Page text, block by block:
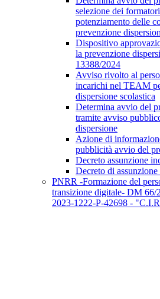
selezione dei
potenziamento delle
prevenzione
Dispositivo
la prevenzione
13388/2024
Avviso rivolto al
incarichi nel TEAM
dispersione scolastica
Determina avvio del
tramite avviso
dispersione
Azione di
pubblicità avvio del
Decreto assunzione
Decreto di
PNRR -Formazione del
transizione digitale- DM
2023-1222-P-42698 -